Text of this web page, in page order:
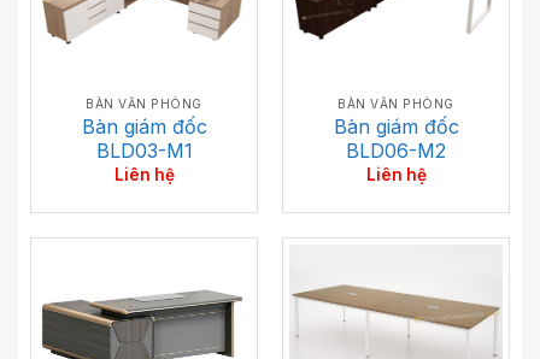
BÀN VĂN PHÒNG
Bàn giám đốc
BLD03-M1
Liên hệ
BÀN VĂN PHÒNG
Bàn giám đốc
BLD06-M2
Liên hệ